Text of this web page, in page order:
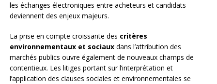
les échanges électroniques entre acheteurs et candidats
deviennent des enjeux majeurs.
La prise en compte croissante des critères
environnementaux et sociaux dans l’attribution des
marchés publics ouvre également de nouveaux champs de
contentieux. Les litiges portant sur l’interprétation et
l’application des clauses sociales et environnementales se